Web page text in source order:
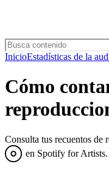
InicioEstadísticas de la
Cómo
Consulta tus recuentos de
en Spotify for Artists.